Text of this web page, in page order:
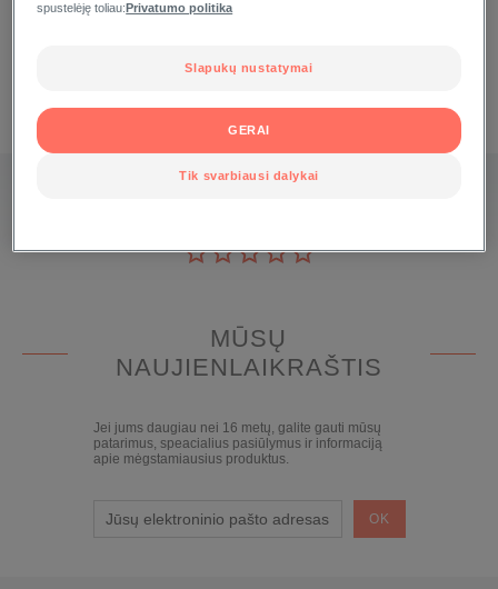
MŪSŲ
NAUJIENLAIKRAŠTIS
Jei jums daugiau nei 16 metų, galite gauti mūsų
patarimus, speacialius pasiūlymus ir informaciją
apie mėgstamiausius produktus.
spustelėję toliau:Privatumo politika
Slapukų nustatymai
Tik svarbiausi dalykai
GERAI